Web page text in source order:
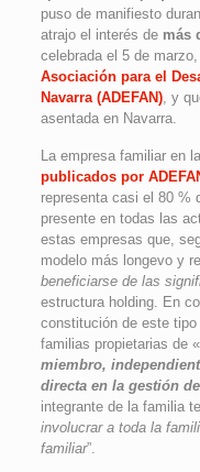
puso de manifiesto
atrajo el interés de más
celebrada el 5 de
Asociación para el
Navarra (ADEFAN), y
asentada en Navarra.
La empresa familiar en
publicados por
representa casi el 80 %
presente en todas las
estas empresas que,
modelo más longevo y
beneficiarse de las
estructura holding. En
constitución de este
familias propietarias de «
miembro,
directa en la gestión
integrante de la familia
involucrar a toda la
familiar”.